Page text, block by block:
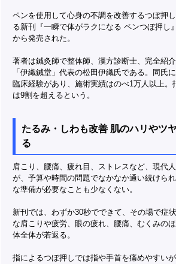
ペンを使用して心身の不調を改善するつぼ押
る新刊『一瞬で体がラクになる ペンつぼ押し
から発売された。
著者は鍼灸師で整体師、漢方診断士、完全紹
「伊織鍼堂」代表の松田伊織氏である。同氏
臨床経験があり、施術実績はのべ1万人以上。
は9割を超えるという。
たるみ・しわも改善 肌のハリやツ
る
肩こり、腰痛、疲れ目、ストレスなど、現代
が、予算や時間の問題でなかなか通い続けら
な準備が必要なことも少なくない。
新刊では、わずか30秒でできて、その場で症
な肩こりや疲労、眼の疲れ、腰痛、むくみの
体全体が若返る。
指によるつぼ押しでは指や手首を痛めやすい